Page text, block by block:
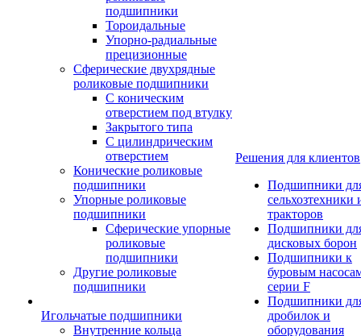
подшипники
Тороидальные
Упорно-радиальные
прецизионные
Сферические двухрядные
роликовые подшипники
С коническим
отверстием под втулку
Закрытого типа
С цилиндрическим
отверстием
Конические роликовые
подшипники
Упорные роликовые
подшипники
Сферические упорные
роликовые
подшипники
Другие роликовые
подшипники
Игольчатые подшипники
Внутренние кольца
Решения для клиентов
Подшипники
сельхозтехники
тракторов
Подшипники
дисковых борон
Подшипники к
буровым
серии F
Подшипники
дробилок и
оборудования